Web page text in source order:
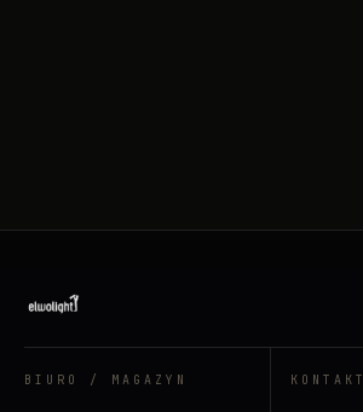
BIURO / MAGAZYN KONTAKT